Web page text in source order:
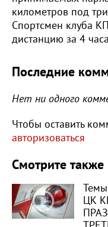
километров под
Спортсмен клуба
дистанцию за 4
Последние
Нет ни одного
Чтобы оставить
авторизоваться
Смотрите также
ЦК